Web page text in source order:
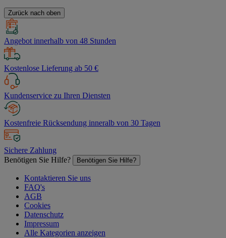
Zurück nach oben
Angebot innerhalb von 48 Stunden
Kostenlose Lieferung ab 50 €
Kundenservice zu Ihren Diensten
Kostenfreie Rücksendung inneralb von 30 Tagen
Sichere Zahlung
Benötigen Sie Hilfe?
Benötigen Sie Hilfe?
Kontaktieren Sie uns
FAQ's
AGB
Cookies
Datenschutz
Impressum
Alle Kategorien anzeigen